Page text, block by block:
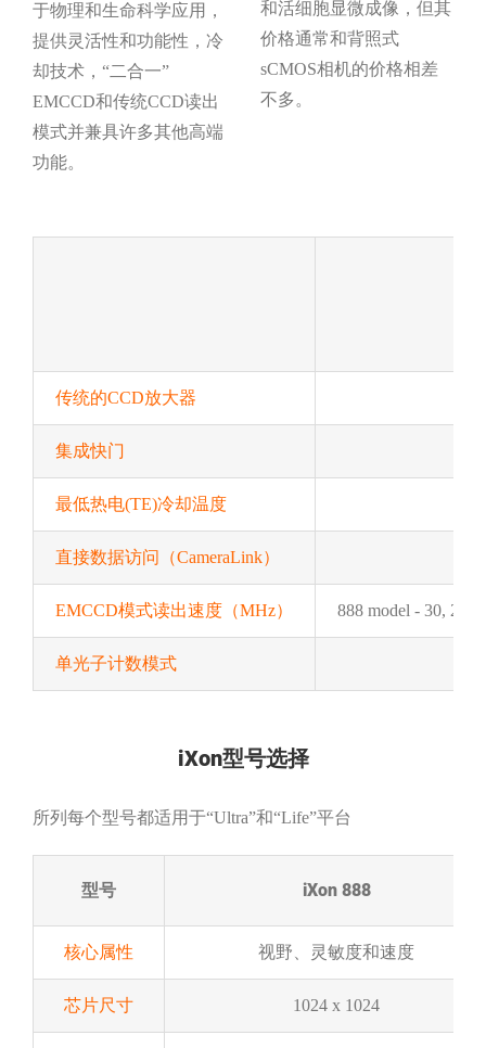
于物理和生命科学应用，
提供灵活性和功能性，冷
却技术，“二合一”
EMCCD和传统CCD读出
模式并兼具许多其他高端
功能。
和活细胞显微成像，但其
价格通常和背照式
sCMOS相机的价格相差
不多。
传统的CCD放大器
集成快门
最低热电(TE)冷却温度
直接数据访问（CameraLink）
EMCCD模式读出速度（MHz） 888 model - 30, 20,
单光子计数模式
iXon型号选择
所列每个型号都适用于“Ultra”和“Life”平台
型号 iXon 888
核心属性 视野、灵敏度和速度
芯片尺寸 1024 x 1024